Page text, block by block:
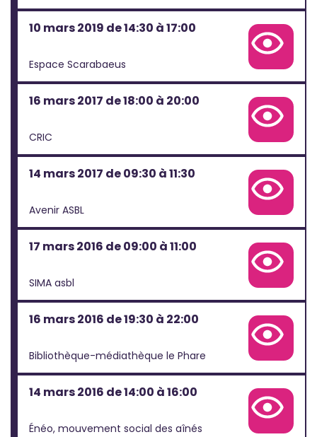
10 mars 2019 de 14:30 à 17:00
Espace Scarabaeus
Voir la fiche complète de cette projection
16 mars 2017 de 18:00 à 20:00
CRIC
Voir la fiche complète de cette projection
14 mars 2017 de 09:30 à 11:30
Avenir ASBL
Voir la fiche complète de cette projection
17 mars 2016 de 09:00 à 11:00
SIMA asbl
Voir la fiche complète de cette projection
16 mars 2016 de 19:30 à 22:00
Bibliothèque-médiathèque le Phare
Voir la fiche complète de cette projection
14 mars 2016 de 14:00 à 16:00
Énéo, mouvement social des aînés
Voir la fiche complète de cette projection